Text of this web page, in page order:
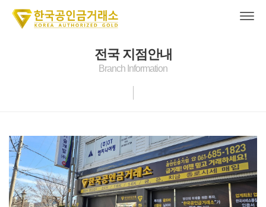
전국 지점안내
Branch Information